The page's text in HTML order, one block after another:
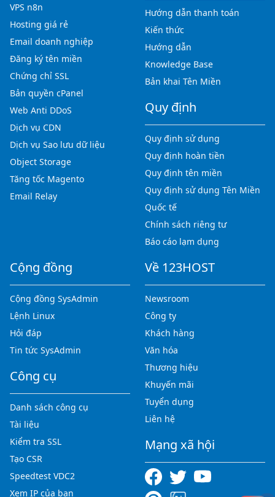
VPS n8n
Hosting giá rẻ
Email doanh nghiệp
Đăng ký tên miền
Chứng chỉ SSL
Bản quyền cPanel
Web Anti DDoS
Dịch vụ CDN
Dịch vụ Sao lưu dữ liệu
Object Storage
Tăng tốc Magento
Email Relay
Hướng dẫn thanh toán
Kiến thức
Hướng dẫn
Knowledge Base
Bản khai Tên Miền
Quy định
Quy định sử dụng
Quy định hoàn tiền
Quy định tên miền
Quy định sử dụng Tên Miền
Quốc tế
Chính sách riêng tư
Báo cáo lạm dụng
Cộng đồng
Cộng đồng SysAdmin
Lệnh Linux
Hỏi đáp
Tin tức SysAdmin
Công cụ
Danh sách công cụ
Tài liệu
Kiểm tra SSL
Tạo CSR
Speedtest VDC2
Xem IP của bạn
Về 123HOST
Newsroom
Công ty
Khách hàng
Văn hóa
Thương hiệu
Khuyến mãi
Tuyển dụng
Liên hệ
Mạng xã hội